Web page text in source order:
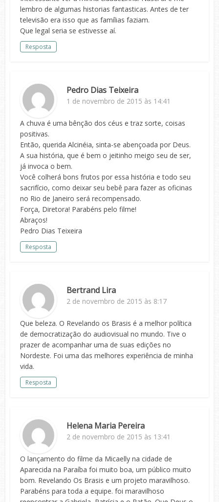
lembro de algumas historias fantasticas. Antes de ter
televisão era isso que as famílias faziam.
Que legal seria se estivesse aí.
Resposta
Pedro Dias Teixeira
1 de novembro de 2015 às 14:41
A chuva é uma bênção dos céus e traz sorte, coisas
positivas.
Então, querida Alcinéia, sinta-se abençoada por Deus.
A sua história, que é bem o jeitinho meigo seu de ser,
já invoca o bem.
Você colherá bons frutos por essa história e todo seu
sacrifício, como deixar seu bebê para fazer as oficinas
no Rio de Janeiro será recompensado.
Força, Diretora! Parabéns pelo filme!
Abraços!
Pedro Dias Teixeira
Resposta
Bertrand Lira
2 de novembro de 2015 às 8:17
Que beleza. O Revelando os Brasis é a melhor política
de democratização do audiovisual no mundo. Tive o
prazer de acompanhar uma de suas edições no
Nordeste. Foi uma das melhores experiência de minha
vida.
Resposta
Helena Maria Pereira
2 de novembro de 2015 às 13:41
O lançamento do filme da Micaelly na cidade de
Aparecida na Paraíba foi muito boa, um público muito
bom. Revelando Os Brasis e um projeto maravilhoso.
Parabéns para toda a equipe. foi maravilhoso